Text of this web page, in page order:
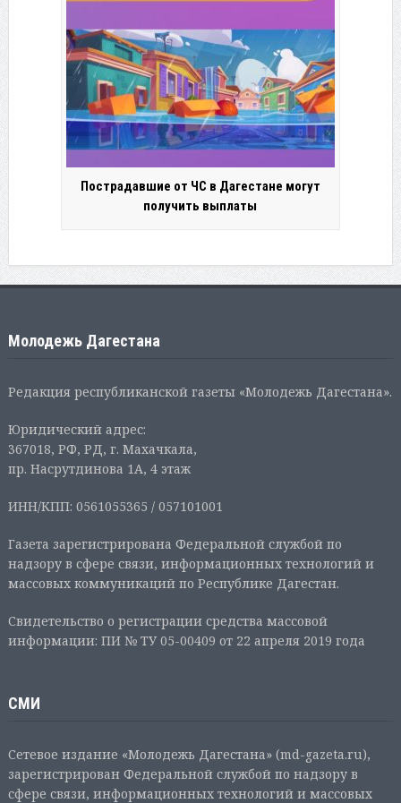
Пострадавшие от ЧС в Дагестане могут
получить выплаты
Молодежь Дагестана
Редакция республиканской газеты «Молодежь Дагестана».
Юридический адрес:
367018, РФ, РД, г. Махачкала,
пр. Насрутдинова 1А, 4 этаж
ИНН/КПП: 0561055365 / 057101001
Газета зарегистрирована Федеральной службой по
надзору в сфере связи, информационных технологий и
массовых коммуникаций по Республике Дагестан.
Свидетельство о регистрации средства массовой
информации: ПИ № ТУ 05-00409 от 22 апреля 2019 года
СМИ
Сетевое издание «Молодежь Дагестана» (md-gazeta.ru),
зарегистрирован Федеральной службой по надзору в
сфере связи, информационных технологий и массовых